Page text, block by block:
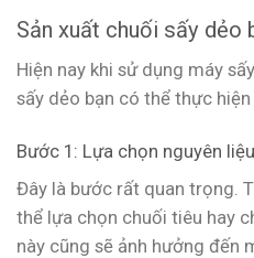
Sản xuất chuối sấy dẻo
Hiện nay khi sử dụng máy
sấy dẻo bạn có thể thực
Bước 1: Lựa chọn nguyên
Đây là bước rất quan trọng.
thể lựa chọn chuối tiêu hay
này cũng sẽ ảnh hưởng đến